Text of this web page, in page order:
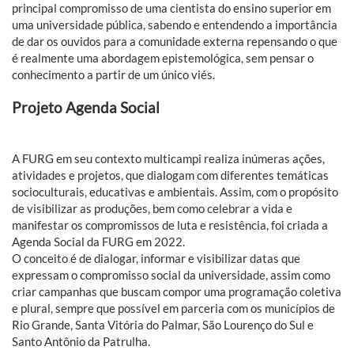
principal compromisso de uma cientista do ensino superior em
uma universidade pública, sabendo e entendendo a importância
de dar os ouvidos para a comunidade externa repensando o que
é realmente uma abordagem epistemológica, sem pensar o
conhecimento a partir de um único viés.
Projeto Agenda Social
A FURG em seu contexto multicampi realiza inúmeras ações,
atividades e projetos, que dialogam com diferentes temáticas
socioculturais, educativas e ambientais. Assim, com o propósito
de visibilizar as produções, bem como celebrar a vida e
manifestar os compromissos de luta e resistência, foi criada a
Agenda Social da FURG em 2022.
O conceito é de dialogar, informar e visibilizar datas que
expressam o compromisso social da universidade, assim como
criar campanhas que buscam compor uma programação coletiva
e plural, sempre que possível em parceria com os municípios de
Rio Grande, Santa Vitória do Palmar, São Lourenço do Sul e
Santo Antônio da Patrulha.